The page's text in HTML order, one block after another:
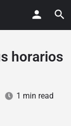
horarios
1 min read